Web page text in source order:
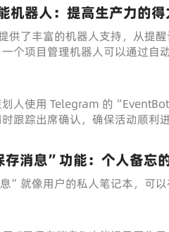
机器人：提高生产力的得
供了丰富的机器人支持，从提
个项目管理机器人可以通过自
人使用 Telegram 的
跟踪出席确认，确保活动顺利进
存消息”功能：个人备忘
”就像用户的私人笔记本，可